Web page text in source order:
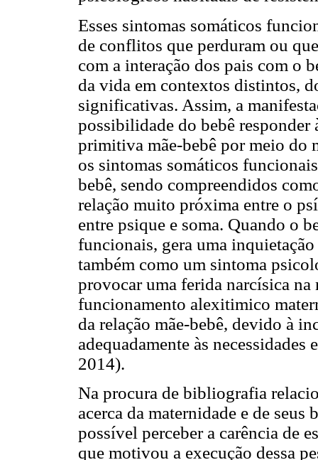
Esses sintomas somáticos
de conflitos que perduram ou
com a interação dos pais com o
da vida em contextos distintos,
significativas. Assim, a
possibilidade do bebê responder
primitiva mãe-bebê por meio do
os sintomas somáticos
bebê, sendo compreendidos
relação muito próxima entre o
entre psique e soma. Quando o
funcionais, gera uma
também como um sintoma
provocar uma ferida narcísica na
funcionamento alexitimico
da relação mãe-bebê, devido à
adequadamente às
2014).
Na procura de bibliografia
acerca da maternidade e de
possível perceber a carência de
que motivou a execução dessa